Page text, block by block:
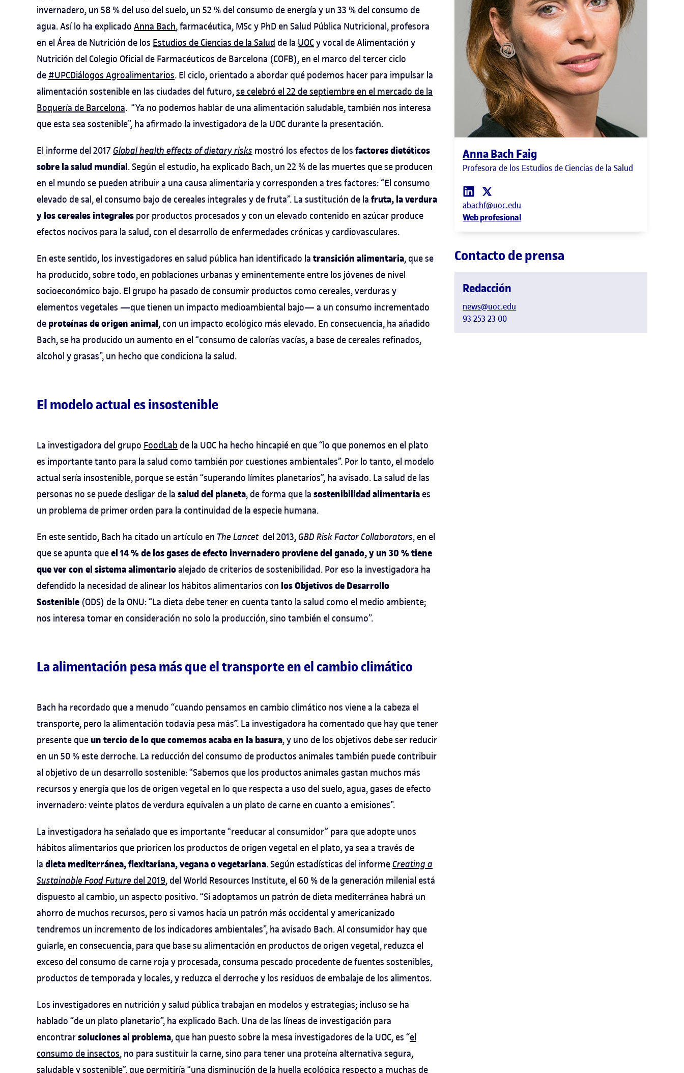
invernadero, un 58 % del uso del suelo, un 52 % del consumo de energía y un 33 % del consumo de
agua. Así lo ha explicado Anna Bach, farmacéutica, MSc y PhD en Salud Pública Nutricional, profesora
en el Área de Nutrición de los Estudios de Ciencias de la Salud de la UOCy vocal de Alimentación y
Nutrición del Colegio Oficial de Farmacéuticos de Barcelona (COFB), en el marco del tercer ciclo
de #UPCDiálogos Agroalimentarios. El ciclo, orientado a abordar qué podemos hacer para impulsar la
alimentación sostenible en las ciudades del futuro,se celebró el 22 de septiembre en el mercado de la
Boquería de Barcelona. “Ya no podemos hablar de una alimentación saludable, también nos interesa
que esta sea sostenible”, ha afirmado la investigadora de la UOC durante la presentación.
El informe del 2017 Global health effects of dietary risks mostró los efectos de los factores dietéticos
sobre la salud mundial. Según el estudio, ha explicado Bach, un 22 % de las muertes que se producen
en el mundo se pueden atribuir a una causa alimentaria y corresponden a tres factores: “El consumo
elevado de sal, el consumo bajo de cereales integrales y de fruta”. La sustitución de la fruta, la verdura
y los cereales integrales por productos procesados y con un elevado contenido en azúcar produce
efectos nocivos para la salud, con el desarrollo de enfermedades crónicas y cardiovasculares.
En este sentido, los investigadores en salud pública han identificado la transición alimentaria, que se
ha producido, sobre todo, en poblaciones urbanas y eminentemente entre los jóvenes de nivel
socioeconómico bajo. El grupo ha pasado de consumir productos como cereales, verduras y
elementos vegetales —que tienen un impacto medioambiental bajo— a un consumo incrementado
de proteínas de origen animal, con un impacto ecológico más elevado. En consecuencia, ha añadido
Bach, se ha producido un aumento en el “consumo de calorías vacías, a base de cereales refinados,
alcohol y grasas”, un hecho que condiciona la salud.
El modelo actual es insostenible
La investigadora del grupo FoodLab de la UOC ha hecho hincapié en que “lo que ponemos en el plato
es importante tanto para la salud como también por cuestiones ambientales”. Por lo tanto, el modelo
actual sería insostenible, porque se están “superando límites planetarios”, ha avisado. La salud de las
personas no se puede desligar de la salud del planeta, de forma que la sostenibilidad alimentaria es
un problema de primer orden para la continuidad de la especie humana.
En este sentido, Bach ha citado un artículo en The Lancet del 2013,GBD Risk Factor Collaborators, en el
que se apunta queel 14 % de los gases de efecto invernadero proviene del ganado, y un 30 % tiene
que ver con el sistema alimentarioalejado de criterios de sostenibilidad. Por eso la investigadora ha
defendido la necesidad de alinear los hábitos alimentarios con los Objetivos de Desarrollo
Sostenible (ODS) de la ONU: “La dieta debe tener en cuenta tanto la salud como el medio ambiente;
nos interesa tomar en consideración no solo la producción, sino también el consumo”.
La alimentación pesa más que el transporte en el cambio climático
Bach ha recordado que a menudo “cuando pensamos en cambio climático nos viene a la cabeza el
transporte, pero la alimentación todavía pesa más”. La investigadora ha comentado que hay que tener
presente que un tercio de lo que comemos acaba en la basura, y uno de los objetivos debe ser reducir
en un 50 % este derroche. La reducción del consumo de productos animales también puede contribuir
al objetivo de un desarrollo sostenible: “Sabemos que los productos animales gastan muchos más
recursos y energía que los de origen vegetal en lo que respecta a uso del suelo, agua, gases de efecto
invernadero: veinte platos de verdura equivalen a un plato de carne en cuanto a emisiones”.
La investigadora ha señalado que es importante “reeducar al consumidor” para que adopte unos
hábitos alimentarios que prioricen los productos de origen vegetal en el plato, ya sea a través de
la dieta mediterránea, flexitariana, vegana o vegetariana. Según estadísticas del informeCreating a
Sustainable Food Future del 2019, del World Resources Institute, el 60 % de la generación milenial está
dispuesto al cambio, un aspecto positivo. “Si adoptamos un patrón de dieta mediterránea habrá un
ahorro de muchos recursos, pero si vamos hacia un patrón más occidental y americanizado
tendremos un incremento de los indicadores ambientales”, ha avisado Bach. Al consumidor hay que
guiarle, en consecuencia, para que base su alimentación en productos de origen vegetal, reduzca el
exceso del consumo de carne roja y procesada, consuma pescado procedente de fuentes sostenibles,
productos de temporada y locales, y reduzca el derroche y los residuos de embalaje de los alimentos.
Los investigadores en nutrición y salud pública trabajan en modelos y estrategias; incluso se ha
hablado “de un plato planetario”, ha explicado Bach. Una de las líneas de investigación para
encontrarsoluciones al problema, que han puesto sobre la mesa investigadores de la UOC, es “el
consumo de insectos, no para sustituir la carne, sino para tener una proteína alternativa segura,
saludable y sostenible”, que permitiría “una disminución de la huella ecológica respecto a muchas de
Anna Bach Faig
Profesora de los Estudios de Ciencias de la Salud
abachf@uoc.edu
Web profesional
Contacto de prensa
Redacción
news@uoc.edu
93 253 23 00